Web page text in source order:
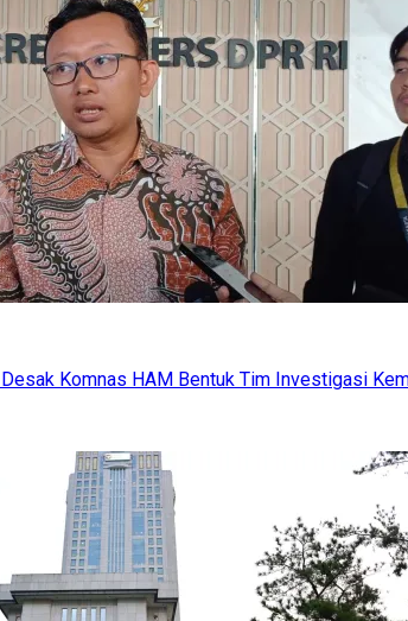
Komnas HAM Bentuk Tim Investigasi